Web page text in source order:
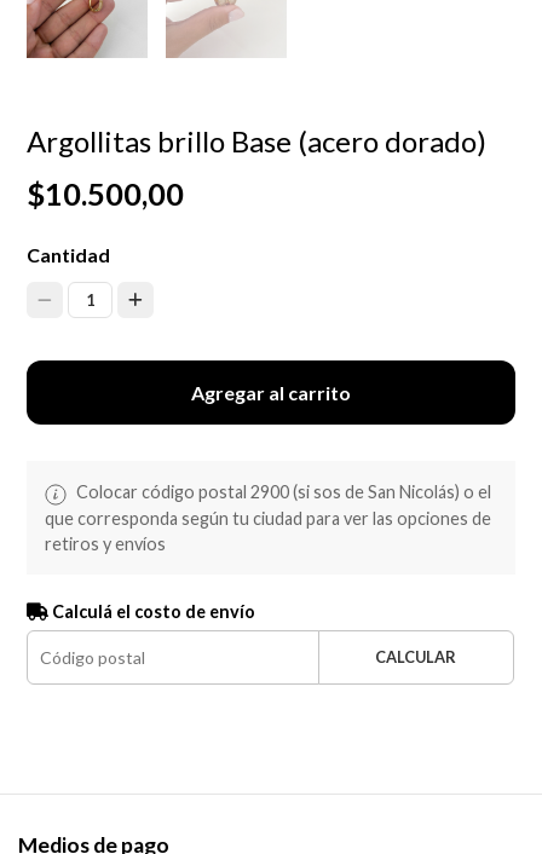
Argollitas brillo Base (acero dorado)
$10.500,00
Cantidad
1
Agregar al carrito
Colocar código postal 2900 (si sos de San Nicolás) o el
que corresponda según tu ciudad para ver las opciones de
retiros y envíos
Calculá el costo de envío
CALCULAR
Medios de pago